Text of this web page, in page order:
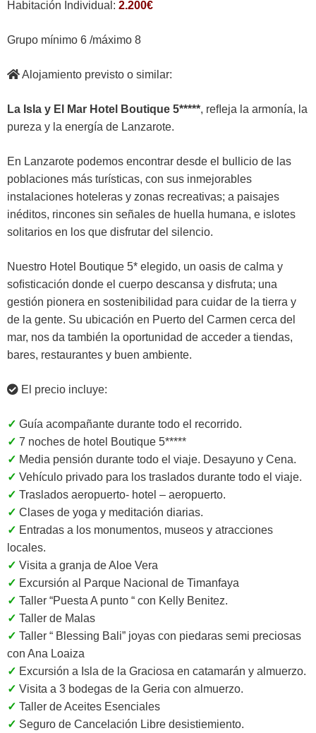
Habitación Individual: 2.200€
Grupo mínimo 6 /máximo 8
Alojamiento previsto o similar:
La Isla y El Mar Hotel Boutique 5*****, reﬂeja la armonía, la
pureza y la energía de Lanzarote.
En Lanzarote podemos encontrar desde el bullicio de las
poblaciones más turísticas, con sus inmejorables
instalaciones hoteleras y zonas recreativas; a paisajes
inéditos, rincones sin señales de huella humana, e islotes
solitarios en los que disfrutar del silencio.
Nuestro Hotel Boutique 5* elegido, un oasis de calma y
soﬁsticación donde el cuerpo descansa y disfruta; una
gestión pionera en sostenibilidad para cuidar de la tierra y
de la gente. Su ubicación en Puerto del Carmen cerca del
mar, nos da también la oportunidad de acceder a tiendas,
bares, restaurantes y buen ambiente.
El precio incluye:
✓ Guía acompañante durante todo el recorrido.
✓ 7 noches de hotel Boutique 5*****
✓ Media pensión durante todo el viaje. Desayuno y Cena.
✓ Vehículo privado para los traslados durante todo el viaje.
✓ Traslados aeropuerto- hotel – aeropuerto.
✓ Clases de yoga y meditación diarias.
✓ Entradas a los monumentos, museos y atracciones
locales.
✓ Visita a granja de Aloe Vera
✓ Excursión al Parque Nacional de Timanfaya
✓ Taller “Puesta A punto “ con Kelly Benitez.
✓ Taller de Malas
✓ Taller “ Blessing Bali” joyas con piedaras semi preciosas
con Ana Loaiza
✓ Excursión a Isla de la Graciosa en catamarán y almuerzo.
✓ Visita a 3 bodegas de la Geria con almuerzo.
✓ Taller de Aceites Esenciales
✓ Seguro de Cancelación Libre desistiemiento.